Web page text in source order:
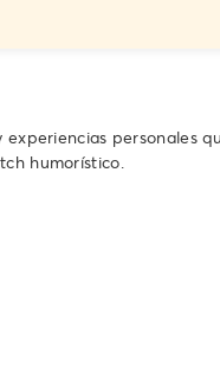
personales
humorístico.